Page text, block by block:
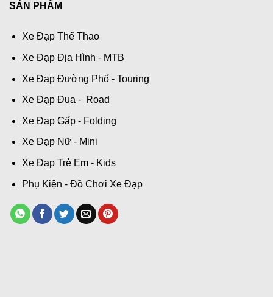
SẢN PHẨM
Xe Đạp Thể Thao
Xe Đạp Địa Hình - MTB
Xe Đạp Đường Phố - Touring
Xe Đạp Đua - Road
Xe Đạp Gấp - Folding
Xe Đạp Nữ - Mini
Xe Đạp Trẻ Em - Kids
Phụ Kiện - Đồ Chơi Xe Đạp